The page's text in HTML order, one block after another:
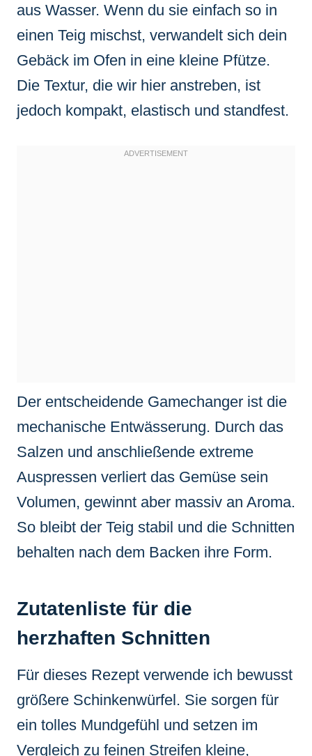
aus Wasser. Wenn du sie einfach so in
einen Teig mischst, verwandelt sich dein
Gebäck im Ofen in eine kleine Pfütze.
Die Textur, die wir hier anstreben, ist
jedoch kompakt, elastisch und standfest.
Der entscheidende Gamechanger ist die
mechanische Entwässerung. Durch das
Salzen und anschließende extreme
Auspressen verliert das Gemüse sein
Volumen, gewinnt aber massiv an Aroma.
So bleibt der Teig stabil und die Schnitten
behalten nach dem Backen ihre Form.
Zutatenliste für die
herzhaften Schnitten
Für dieses Rezept verwende ich bewusst
größere Schinkenwürfel. Sie sorgen für
ein tolles Mundgefühl und setzen im
Vergleich zu feinen Streifen kleine,